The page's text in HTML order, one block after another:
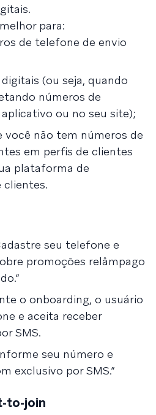
para:
de telefone de envio
(ou seja, quando
números de
ou no seu site);
você não tem números de
em perfis de clientes
plataforma de
clientes.
seu telefone e
promoções relâmpago
o onboarding, o usuário
e aceita receber
SMS.
seu número e
exclusivo por SMS.”
to-join